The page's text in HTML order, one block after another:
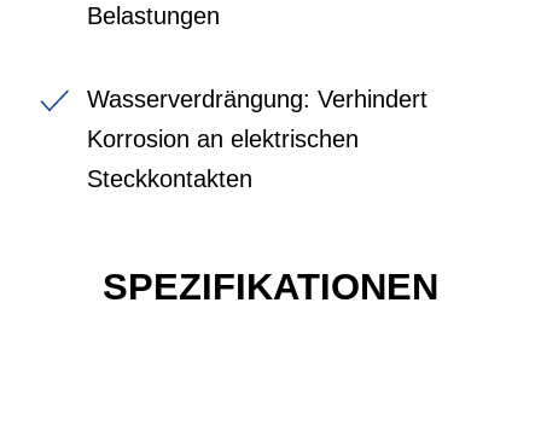
Belastungen
Wasserverdrängung: Verhindert
Korrosion an elektrischen
Steckkontakten
SPEZIFIKATIONEN